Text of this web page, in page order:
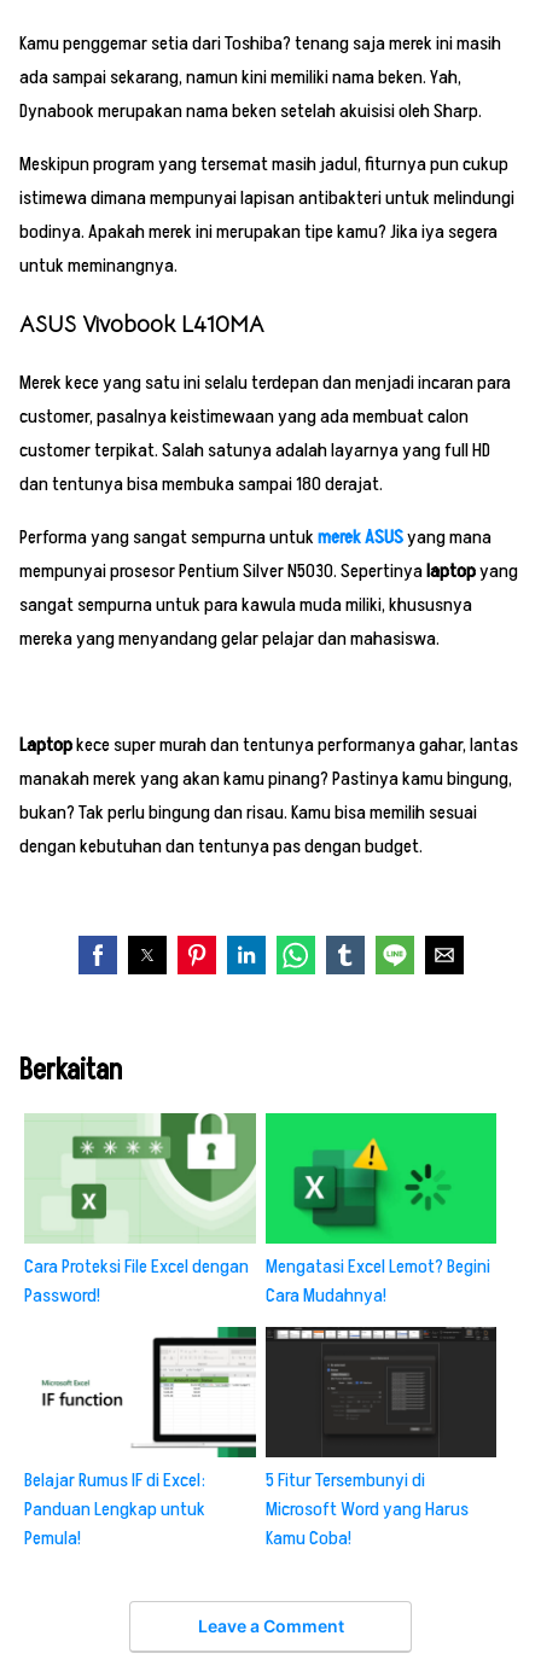
Kamu penggemar setia dari Toshiba? tenang saja merek ini masih
ada sampai sekarang, namun kini memiliki nama beken. Yah,
Dynabook merupakan nama beken setelah akuisisi oleh Sharp.
Meskipun program yang tersemat masih jadul, fiturnya pun cukup
istimewa dimana mempunyai lapisan antibakteri untuk melindungi
bodinya. Apakah merek ini merupakan tipe kamu? Jika iya segera
untuk meminangnya.
ASUS Vivobook L410MA
Merek kece yang satu ini selalu terdepan dan menjadi incaran para
customer, pasalnya keistimewaan yang ada membuat calon
customer terpikat. Salah satunya adalah layarnya yang full HD
dan tentunya bisa membuka sampai 180 derajat.
Performa yang sangat sempurna untukmerek ASUSyang mana
mempunyai prosesor Pentium Silver N5030. Sepertinyalaptopyang
sangat sempurna untuk para kawula muda miliki, khususnya
mereka yang menyandang gelar pelajar dan mahasiswa.
Laptopkece super murah dan tentunya performanya gahar, lantas
manakah merek yang akan kamu pinang? Pastinya kamu bingung,
bukan? Tak perlu bingung dan risau. Kamu bisa memilih sesuai
dengan kebutuhan dan tentunya pas dengan budget.
Berkaitan
Cara Proteksi File Excel dengan
Password!
Mengatasi Excel Lemot? Begini
Cara Mudahnya!
Belajar Rumus IF di Excel:
Panduan Lengkap untuk
Pemula!
5 Fitur Tersembunyi di
Microsoft Word yang Harus
Kamu Coba!
Leave a Comment